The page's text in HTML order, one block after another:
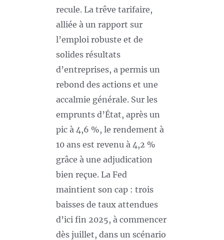
recule. La trêve tarifaire,
alliée à un rapport sur
l’emploi robuste et de
solides résultats
d’entreprises, a permis un
rebond des actions et une
accalmie générale. Sur les
emprunts d’État, après un
pic à 4,6 %, le rendement à
10 ans est revenu à 4,2 %
grâce à une adjudication
bien reçue. La Fed
maintient son cap : trois
baisses de taux attendues
d’ici fin 2025, à commencer
dès juillet, dans un scénario